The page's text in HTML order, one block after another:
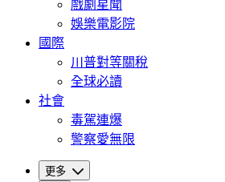
戲劇星聞
娛樂電影院
國際
川普對等關稅
全球必讀
社會
毒駕連爆
警察愛無限
更多